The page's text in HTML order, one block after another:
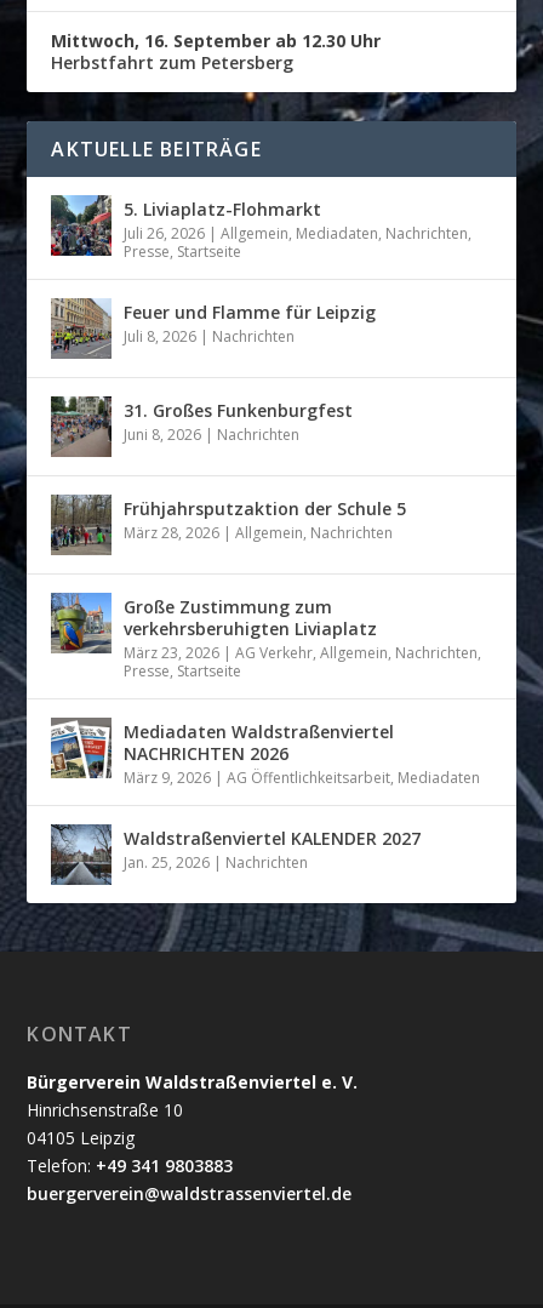
Mittwoch, 16. September ab 12.30 Uhr
Herbstfahrt zum Petersberg
AKTUELLE BEITRÄGE
5. Liviaplatz-Flohmarkt
Juli 26, 2026 |Allgemein, Mediadaten, Nachrichten,
Presse, Startseite
Feuer und Flamme für Leipzig
Juli 8, 2026 | Nachrichten
31. Großes Funkenburgfest
Juni 8, 2026 | Nachrichten
Frühjahrsputzaktion der Schule 5
März 28, 2026 |Allgemein, Nachrichten
Große Zustimmung zum
verkehrsberuhigten Liviaplatz
März 23, 2026 |AG Verkehr,Allgemein, Nachrichten,
Presse, Startseite
Mediadaten Waldstraßenviertel
NACHRICHTEN 2026
März 9, 2026 |AG Öffentlichkeitsarbeit, Mediadaten
Waldstraßenviertel KALENDER 2027
Jan. 25, 2026 | Nachrichten
KONTAKT
Bürgerverein Waldstraßenviertel e. V.
Hinrichsenstraße 10
04105 Leipzig
Telefon: +49 341 9803883
buergerverein@waldstrassenviertel.de